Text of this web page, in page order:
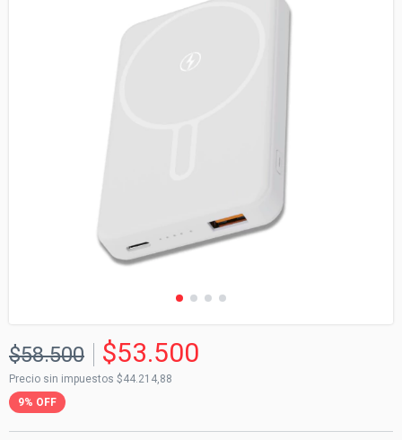
$58.500 $53.500
Precio sin impuestos $44.214,88
9% OFF